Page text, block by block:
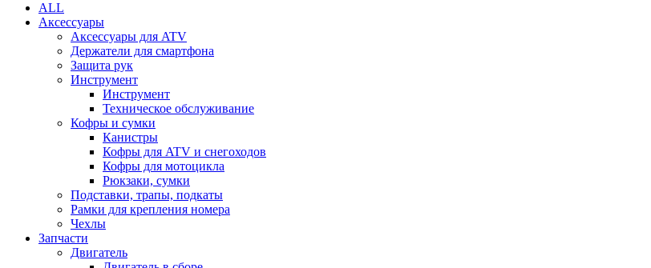
ALL
Аксессуары
Аксессуары для ATV
Держатели для смартфона
Защита рук
Инструмент
Инструмент
Техническое обслуживание
Кофры и сумки
Канистры
Кофры для ATV и снегоходов
Кофры для мотоцикла
Рюкзаки, сумки
Подставки, трапы, подкаты
Рамки для крепления номера
Чехлы
Запчасти
Двигатель